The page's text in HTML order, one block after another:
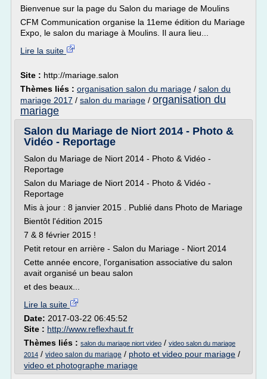
Bienvenue sur la page du Salon du mariage de Moulins
CFM Communication organise la 11eme édition du Mariage
Expo, le salon du mariage à Moulins. Il aura lieu...
Lire la suite
Site : http://mariage.salon
Thèmes liés : organisation salon du mariage / salon du
mariage 2017 / salon du mariage / organisation du
mariage
Salon du Mariage de Niort 2014 - Photo &
Vidéo - Reportage
Salon du Mariage de Niort 2014 - Photo & Vidéo -
Reportage
Salon du Mariage de Niort 2014 - Photo & Vidéo -
Reportage
Mis à jour : 8 janvier 2015 . Publié dans Photo de Mariage
Bientôt l'édition 2015
7 & 8 février 2015 !
Petit retour en arrière - Salon du Mariage - Niort 2014
Cette année encore, l'organisation associative du salon
avait organisé un beau salon
et des beaux...
Lire la suite
Date: 2017-03-22 06:45:52
Site : http://www.reflexhaut.fr
Thèmes liés : salon du mariage niort video / video salon du mariage
2014 / video salon du mariage / photo et video pour mariage /
video et photographe mariage